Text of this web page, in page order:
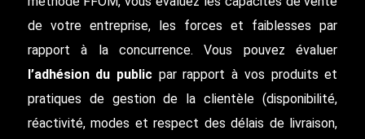
de votre entreprise, les forces et faiblesses par
rapport à la concurrence. Vous pouvez évaluer
l’adhésion du public par rapport à vos produits et
pratiques de gestion de la clientèle (disponibilité,
réactivité, modes et respect des délais de livraison,